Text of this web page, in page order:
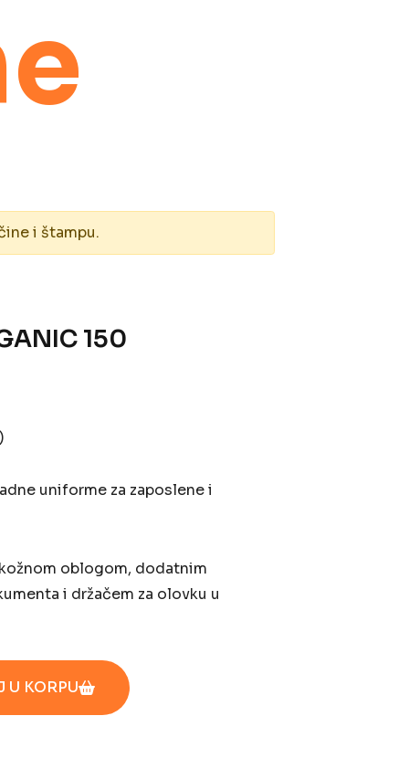
i štampu.
150
uniforme za zaposlene i
oblogom, dodatnim
i držačem za olovku u
U KORPU